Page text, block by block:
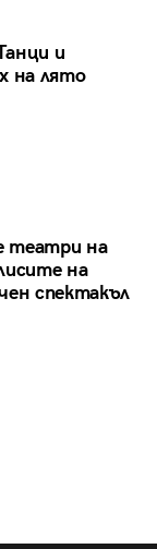
и
на лято
театри на
на
спектакъл